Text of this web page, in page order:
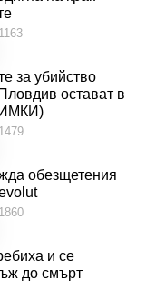
1163
за убийство
остават в
1479
обезщетения
1860
и се
до смърт